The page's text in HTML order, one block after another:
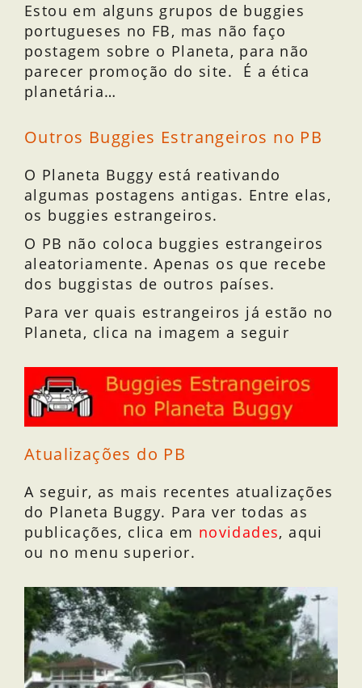
Estou em alguns grupos de buggies
portugueses no FB, mas não faço
postagem sobre o Planeta, para não
parecer promoção do site. É a ética
planetária…
Outros Buggies Estrangeiros no PB
O Planeta Buggy está reativando
algumas postagens antigas. Entre elas,
os buggies estrangeiros.
O PB não coloca buggies estrangeiros
aleatoriamente. Apenas os que recebe
dos buggistas de outros países.
Para ver quais estrangeiros já estão no
Planeta, clica na imagem a seguir
Atualizações do PB
A seguir, as mais recentes atualizações
do Planeta Buggy. Para ver todas as
publicações, clica em novidades, aqui
ou no menu superior.